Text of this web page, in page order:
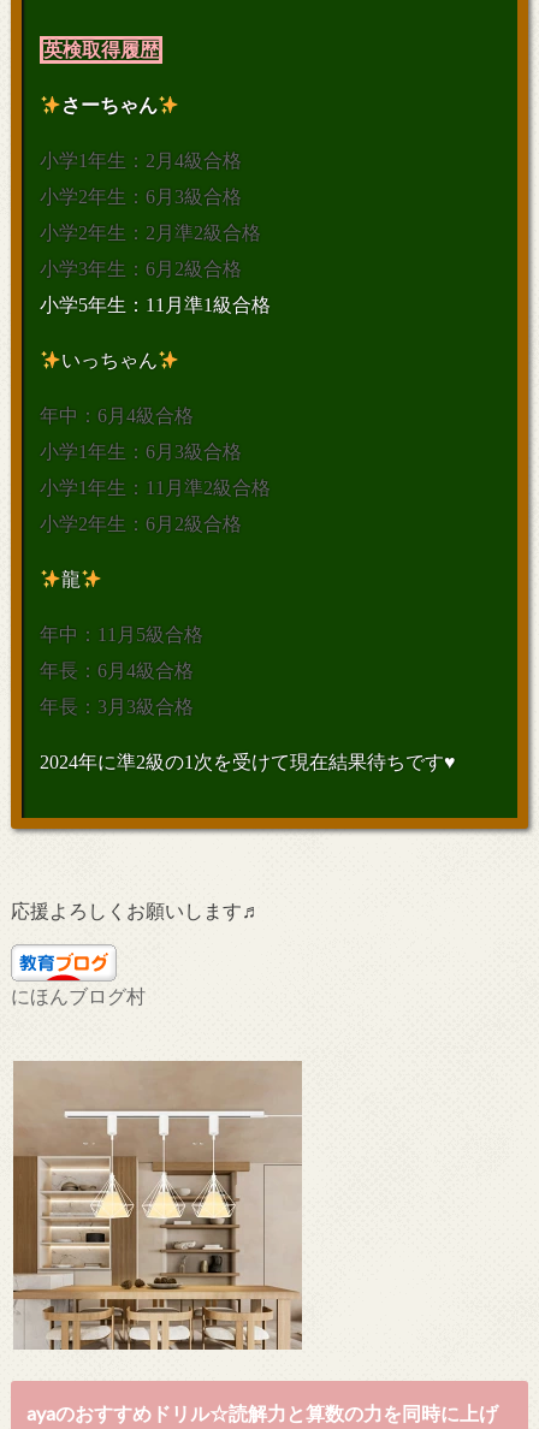
英検取得履歴
さーちゃん
小学1年生：2月4級合格
小学2年生：6月3級合格
小学2年生：2月準2級合格
小学3年生：6月2級合格
小学5年生：11月準1級合格
いっちゃん
年中：6月4級合格
小学1年生：6月3級合格
小学1年生：11月準2級合格
小学2年生：6月2級合格
龍
年中：11月5級合格
年長：6月4級合格
年長：3月3級合格
2024年に準2級の1次を受けて現在結果待ちです♥
応援よろしくお願いします♬
にほんブログ村
ayaのおすすめドリル☆読解力と算数の力を同時に上げ